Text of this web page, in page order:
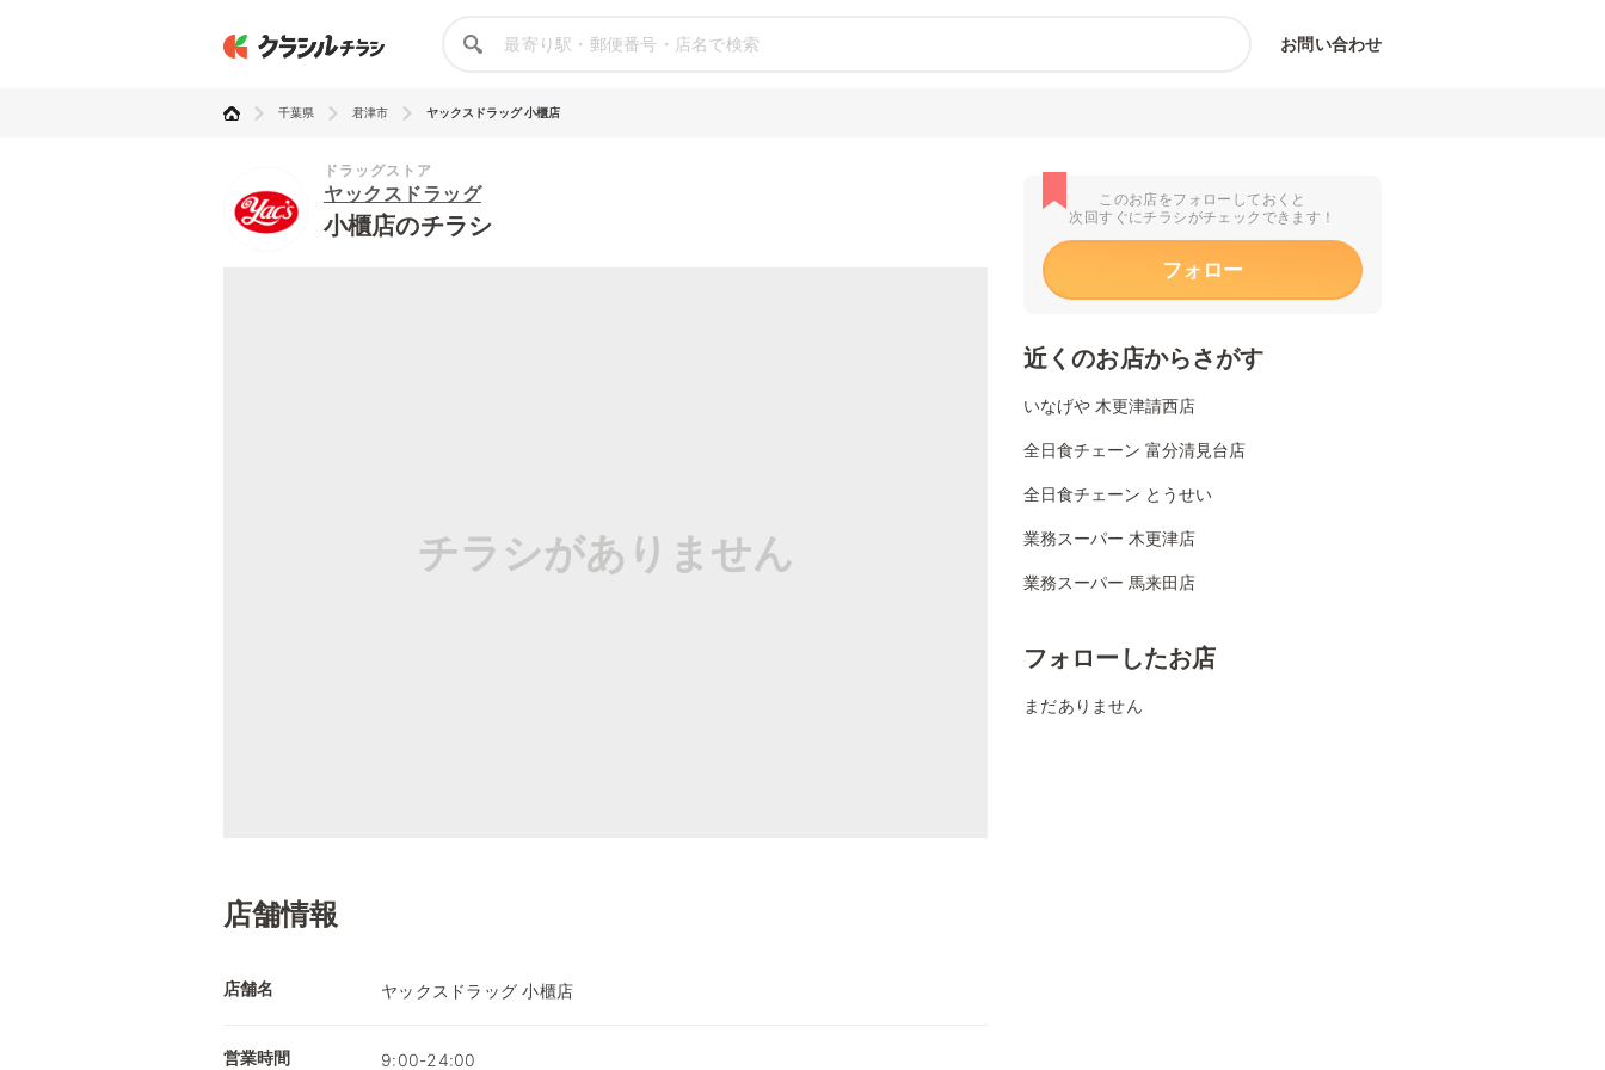
お問い合わせ
千葉県 君津市 ヤックスドラッグ 小櫃店
ドラッグストア
ヤックスドラッグ
小櫃店のチラシ
チラシがありません
店舗情報
店舗名 ヤックスドラッグ 小櫃店
営業時間 9:00-24:00
このお店をフォローしておくと
次回すぐにチラシがチェックできます！
フォロー
近くのお店からさがす
いなげや 木更津請西店
全日食チェーン 富分清見台店
全日食チェーン とうせい
業務スーパー 木更津店
業務スーパー 馬来田店
フォローしたお店
まだありません